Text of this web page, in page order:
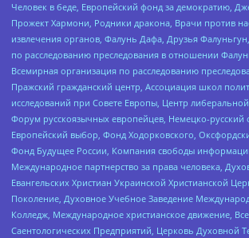
Человек в беде, Европейский фонд за демократию,
Прожект Хармони, Родники дракона, Врачи против
извлечения органов, Фалунь Дафа, Друзья
по расследованию преследования в отношении
Всемирная организация по расследованию
Пражский гражданский центр, Ассоциация школ
исследований при Совете Европы, Центр
Форум русскоязычных европейцев, Немецко-русский
Европейский выбор, Фонд Ходорковского,
Фонд Будущее России, Компания свободы
Международное партнерство за права человека,
Евангельских Христиан Украинской Христианской
Поколение, Духовное Учебное Заведение
Колледж, Международное христианское движение,
Саентологических Предприятий, Церковь Духовной